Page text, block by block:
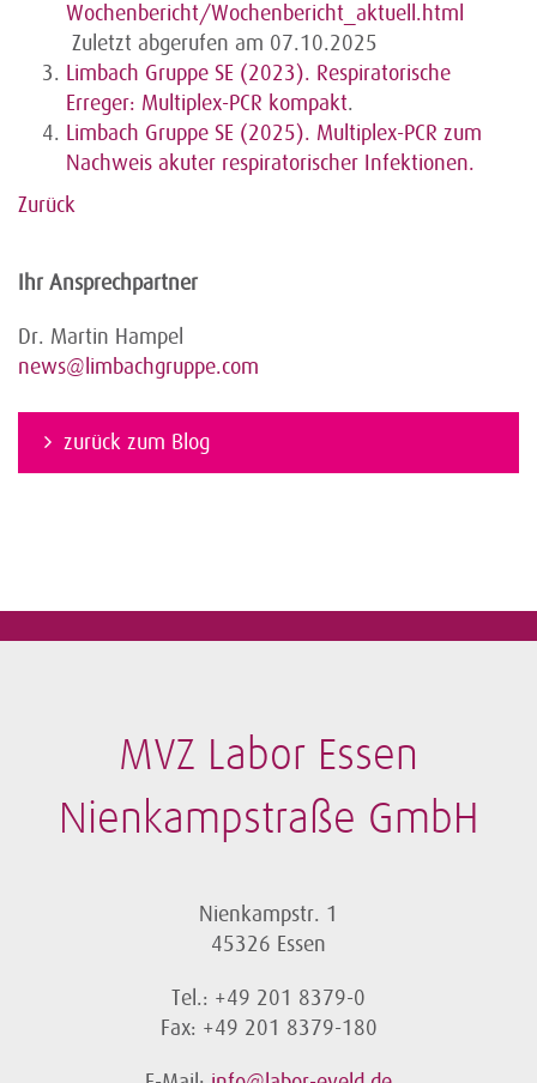
Wochenbericht/Wochenbericht_aktuell.html
Zuletzt abgerufen am 07.10.2025
Limbach Gruppe SE (2023). Respiratorische
Erreger: Multiplex-PCR kompakt.
Limbach Gruppe SE (2025). Multiplex-PCR zum
Nachweis akuter respiratorischer Infektionen.
Zurück
Ihr Ansprechpartner
Dr. Martin Hampel
news@limbachgruppe.com
zurück zum Blog
MVZ Labor Essen
Nienkampstraße GmbH
Nienkampstr. 1
45326 Essen
Tel.: +49 201 8379-0
Fax: +49 201 8379-180